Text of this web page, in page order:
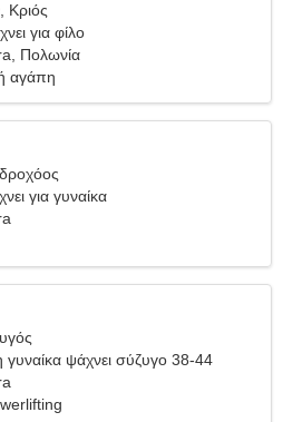
Κριός
για φίλο
Πολωνία
αγάπη
για γυναίκα
ψάχνει σύζυγο 38-44